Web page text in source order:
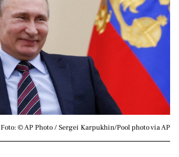
Foto: © AP Photo / Sergei Karpukhin/Pool photo via AP